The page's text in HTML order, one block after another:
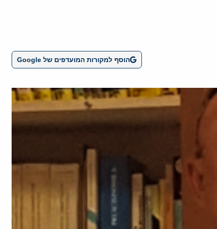
הוסף למקורות המועדפים של Google